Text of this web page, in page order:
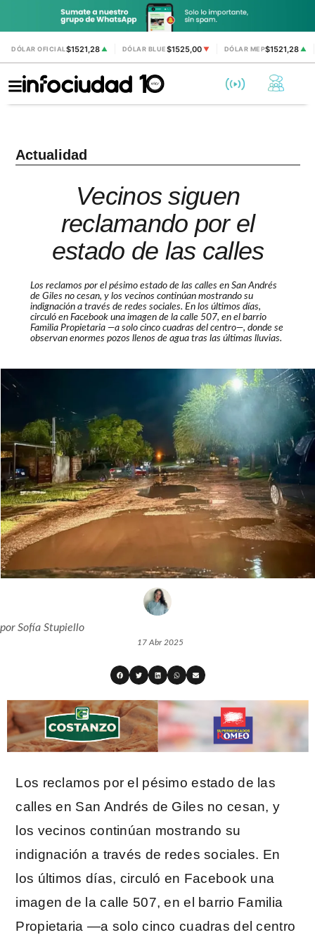
DÓLAR OFICIAL$1521,28 ▲ DÓLAR BLUE$1525,00 ▼ DÓLAR MEP$1521,28▲
Actualidad
Vecinos siguen
reclamando por el
estado de las calles
Los reclamos por el pésimo estado de las calles en San Andrés
de Giles no cesan, y los vecinos continúan mostrando su
indignación a través de redes sociales. En los últimos días,
circuló en Facebook una imagen de la calle 507, en el barrio
Familia Propietaria —a solo cinco cuadras del centro—, donde se
observan enormes pozos llenos de agua tras las últimas lluvias.
porSofía Stupiello
17 Abr 2025
Los reclamos por el pésimo estado de las
calles en San Andrés de Giles no cesan, y
los vecinos continúan mostrando su
indignación a través de redes sociales. En
los últimos días, circuló en Facebook una
imagen de la calle 507, en el barrio Familia
Propietaria —a solo cinco cuadras del centro